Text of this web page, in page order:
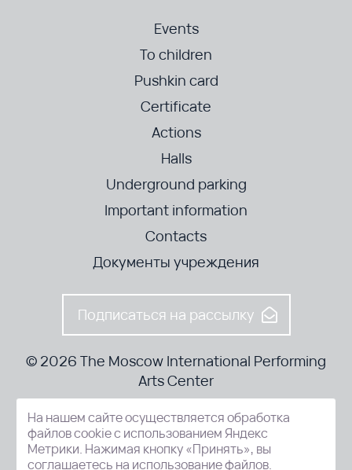
Events
To children
Pushkin card
Certificate
Actions
Halls
Underground parking
Important information
Contacts
Документы учреждения
Подписаться на рассылку
© 2026 The Moscow International Performing
Arts Center
52-8, Kosmodamianskaya nab., Moscow, 115054, Russia
На нашем сайте осуществляется обработка
файлов cookie с использованием Яндекс
Метрики. Нажимая кнопку «Принять», вы
соглашаетесь на использование файлов.